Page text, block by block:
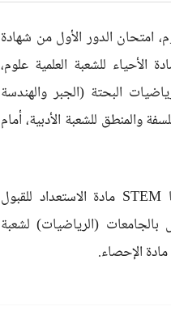
امتحان الدور الأول من شهادة
العامة للعام الدراسي الحالي 2022/2023، في مادة الأحياء للشعبة العلمية علوم،
95552 طالبا/طالبة مادة الرياضيات البحتة (الجبر والهندسة
طالبا/ وطالبة مادة الفلسفة والمنطق للشعبة الأدبية، أمام
كما أدى 1824 طالب/ طالبة من مدارس المتفوقين للعلوم والتكنولوجيا STEM مادة الاستعداد للقبول
بالجامعات (الرياضيات) لشعبة